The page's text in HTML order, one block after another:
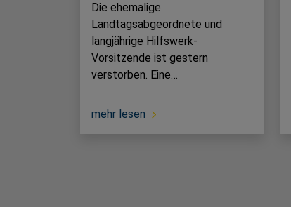
Die ehemalige
Landtagsabgeordnete und
langjährige Hilfswerk-
Vorsitzende ist gestern
verstorben. Eine…
mehr lesen